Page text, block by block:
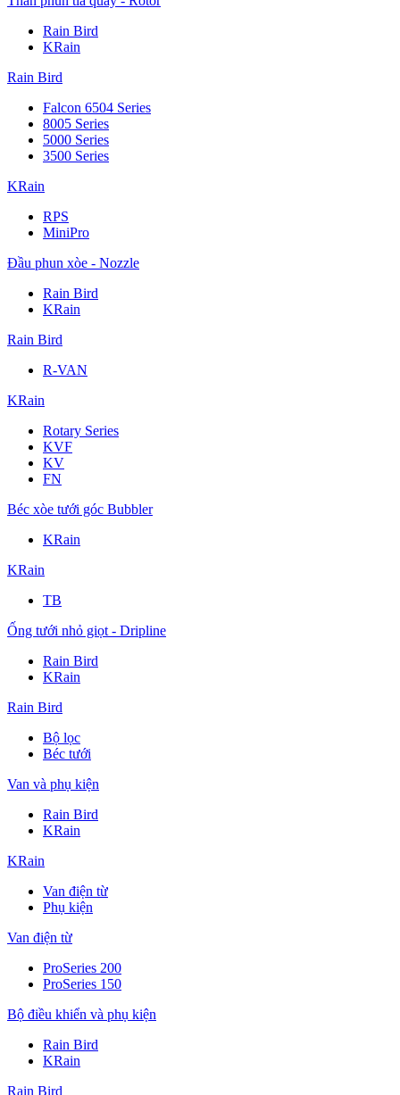
Rain Bird
KRain
Rain Bird
Falcon 6504 Series
8005 Series
5000 Series
3500 Series
KRain
RPS
MiniPro
Đầu phun xòe - Nozzle
Rain Bird
KRain
Rain Bird
R-VAN
KRain
Rotary Series
KVF
KV
FN
Béc xòe tưới góc Bubbler
KRain
KRain
TB
Ống tưới nhỏ giọt - Dripline
Rain Bird
KRain
Rain Bird
Bộ lọc
Béc tưới
Van và phụ kiện
Rain Bird
KRain
KRain
Van điện từ
Phụ kiện
Van điện từ
ProSeries 200
ProSeries 150
Bộ điều khiển và phụ kiện
Rain Bird
KRain
Rain Bird